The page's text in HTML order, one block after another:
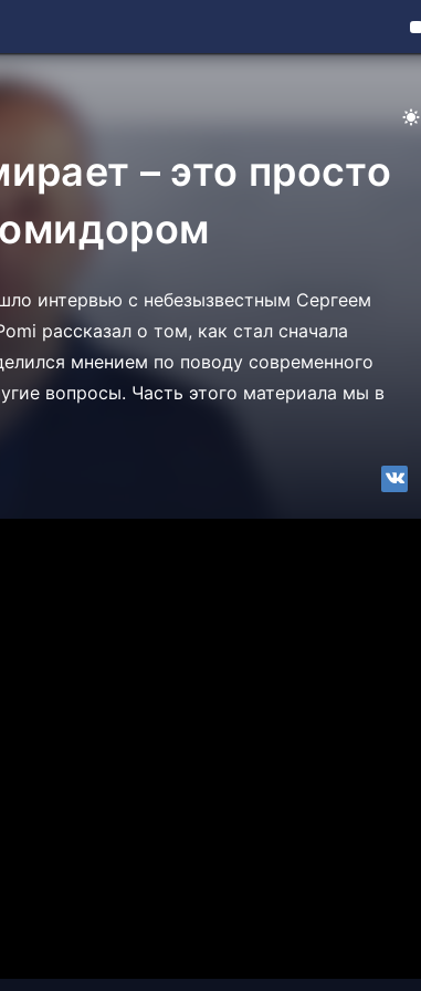
– это просто
интервью с небезызвестным Сергеем
рассказал о том, как стал сначала
мнением по поводу современного
вопросы. Часть этого материала мы в